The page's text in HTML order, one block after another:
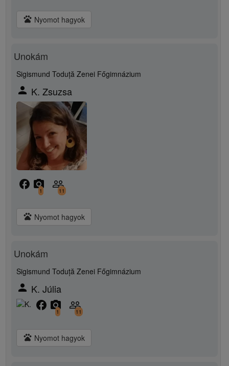
pets Nyomot hagyok
Unokám
Sigismund Toduță Zenei Főgimnázium
person K. Zsuzsa
facebook camera_alt
1
people_outline
11
pets Nyomot hagyok
Unokám
Sigismund Toduță Zenei Főgimnázium
person K. Júlia
facebook camera_alt
1
people_outline
11
pets Nyomot hagyok